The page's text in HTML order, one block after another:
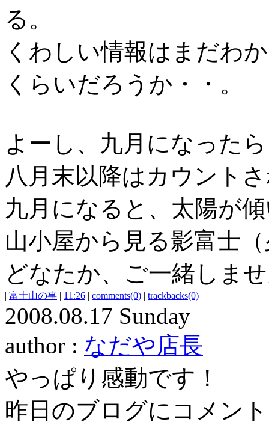
る。
くわしい情報はまだわ
くらいだろうか・・。
よーし、九月になった
八月末以降はカウント
九月になると、太陽が
山小屋から見る影富士
どなたか、ご一緒しま
| 富士山の事 | 11:26 | comments(0) | trackbacks(0) |
2008.08.17 Sunday
author : なだや店長
やっぱり感動です！
昨日のブログにコメン